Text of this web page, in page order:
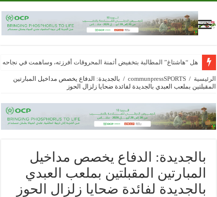
هل “هاشتاغ” المطالبة بتخفيض أثمنة المحروقات أفرزته، وساهمت في
الرئيسية /
communpressSPORTS
/ بالجديدة: الدفاع يخصص مداخيل المبارتين
المقبلتين بملعب العبدي بالجديدة لفائدة ضحايا زلزال الحوز
بالجديدة: الدفاع يخصص مداخيل
المبارتين المقبلتين بملعب العبدي
بالجديدة لفائدة ضحايا زلزال الحوز